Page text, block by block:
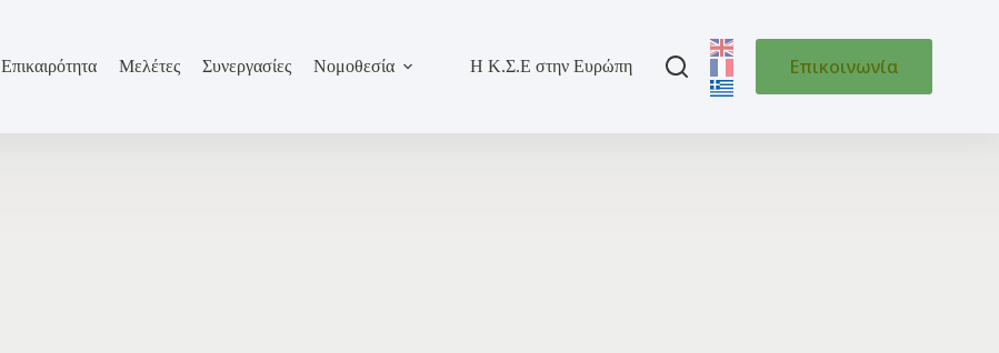
Επικαιρότητα Μελέτες Συνεργασίες Νομοθεσία Η Κ.Σ.Ε στην Ευρώπη Επικοινωνία